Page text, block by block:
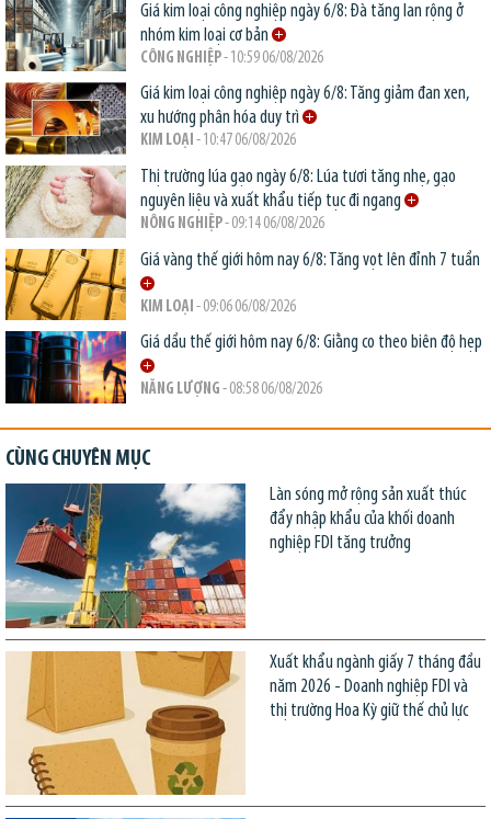
Giá kim loại công nghiệp ngày 6/8: Đà tăng lan rộng ở
nhóm kim loại cơ bản
CÔNG NGHIỆP- 10:59 06/08/2026
Giá kim loại công nghiệp ngày 6/8: Tăng giảm đan xen,
xu hướng phân hóa duy trì
KIM LOẠI - 10:47 06/08/2026
Thị trường lúa gạo ngày 6/8: Lúa tươi tăng nhẹ, gạo
nguyên liệu và xuất khẩu tiếp tục đi ngang
NÔNG NGHIỆP- 09:14 06/08/2026
Giá vàng thế giới hôm nay 6/8: Tăng vọt lên đỉnh 7 tuần
KIM LOẠI - 09:06 06/08/2026
Giá dầu thế giới hôm nay 6/8: Giằng co theo biên độ hẹp
NĂNG LƯỢNG - 08:58 06/08/2026
CÙNG CHUYÊN MỤC
Làn sóng mở rộng sản xuất thúc
đẩy nhập khẩu của khối doanh
nghiệp FDI tăng trưởng
Xuất khẩu ngành giấy 7 tháng đầu
năm 2026 - Doanh nghiệp FDI và
thị trường Hoa Kỳ giữ thế chủ lực